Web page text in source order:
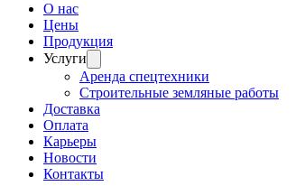
О нас
Цены
Продукция
Услуги
Аренда спецтехники
Строительные земляные работы
Доставка
Оплата
Карьеры
Новости
Контакты